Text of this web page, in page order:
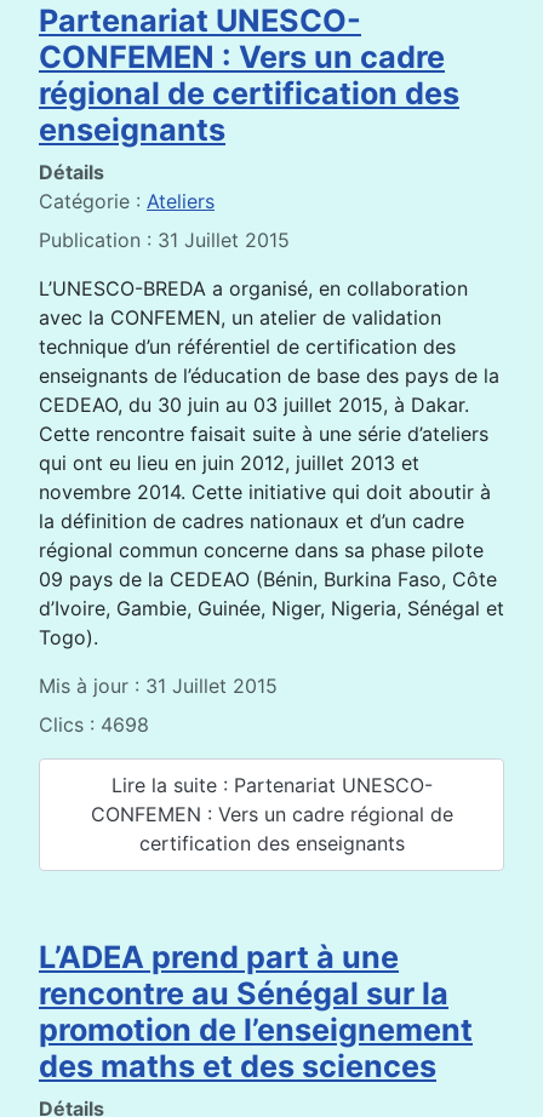
Partenariat UNESCO-
CONFEMEN : Vers un cadre
régional de certification des
enseignants
Détails
Catégorie : Ateliers
Publication : 31 Juillet 2015
L’UNESCO-BREDA a organisé, en collaboration
avec la CONFEMEN, un atelier de validation
technique d’un référentiel de certification des
enseignants de l’éducation de base des pays de la
CEDEAO, du 30 juin au 03 juillet 2015, à Dakar.
Cette rencontre faisait suite à une série d’ateliers
qui ont eu lieu en juin 2012, juillet 2013 et
novembre 2014. Cette initiative qui doit aboutir à
la définition de cadres nationaux et d’un cadre
régional commun concerne dans sa phase pilote
09 pays de la CEDEAO (Bénin, Burkina Faso, Côte
d’Ivoire, Gambie, Guinée, Niger, Nigeria, Sénégal et
Togo).
Mis à jour : 31 Juillet 2015
Clics : 4698
Lire la suite : Partenariat UNESCO-
CONFEMEN : Vers un cadre régional de
certification des enseignants
L’ADEA prend part à une
rencontre au Sénégal sur la
promotion de l’enseignement
des maths et des sciences
Détails